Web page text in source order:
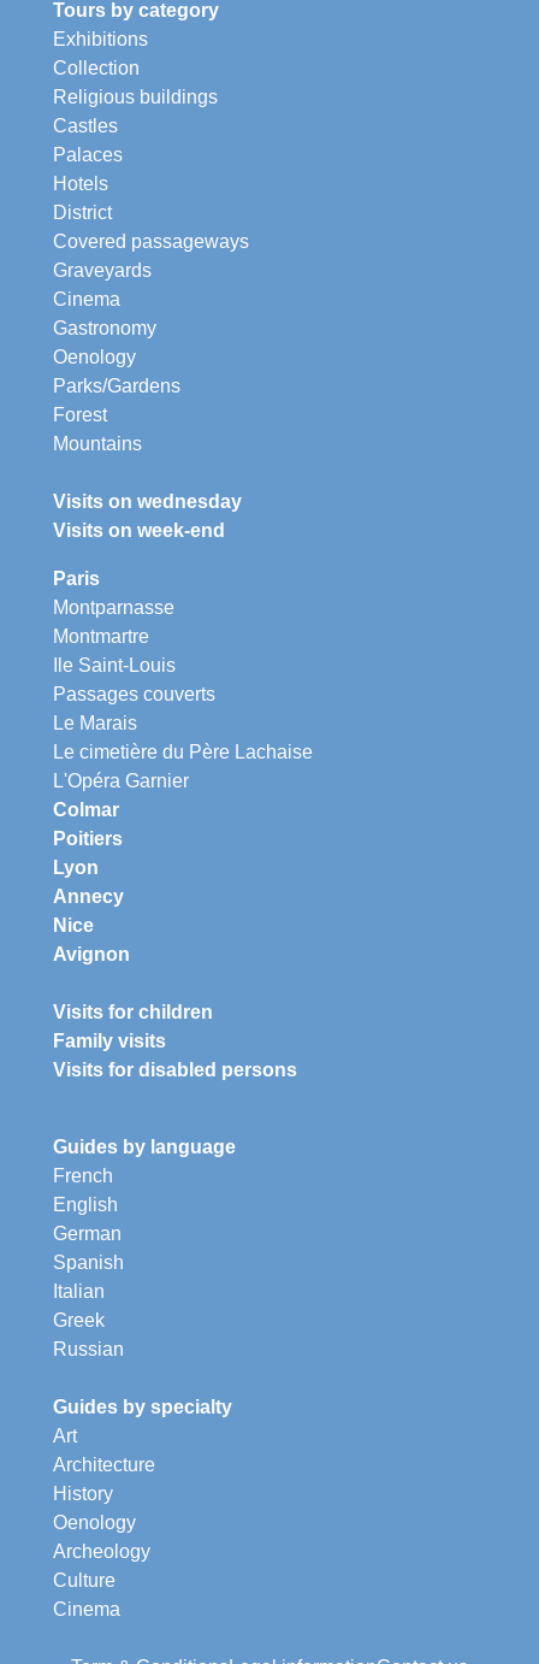
Tours by category
Exhibitions
Collection
Religious buildings
Castles
Palaces
Hotels
District
Covered passageways
Graveyards
Cinema
Gastronomy
Oenology
Parks/Gardens
Forest
Mountains
Visits on wednesday
Visits on week-end
Paris
Montparnasse
Montmartre
Ile Saint-Louis
Passages couverts
Le Marais
Le cimetière du Père Lachaise
L'Opéra Garnier
Colmar
Poitiers
Lyon
Annecy
Nice
Avignon
Visits for children
Family visits
Visits for disabled persons
Guides by language
French
English
German
Spanish
Italian
Greek
Russian
Guides by specialty
Art
Architecture
History
Oenology
Archeology
Culture
Cinema